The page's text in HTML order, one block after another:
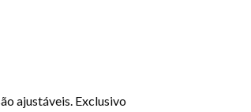
ajustáveis. Exclusivo